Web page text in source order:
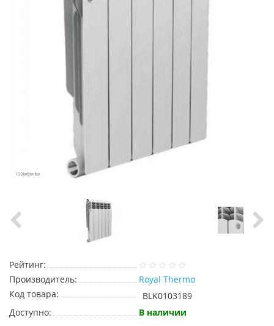
Рейтинг:
Производитель:
Royal Thermo
Код товара:
BLK0103189
Доступно:
В наличии